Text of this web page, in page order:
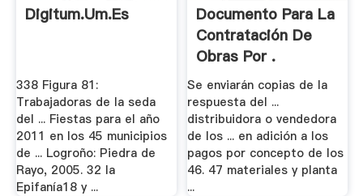
Digitum.um.es
338 Figura 81:
Trabajadoras de la seda
del ... Fiestas para el año
2011 en los 45 municipios
de ... Logroño: Piedra de
Rayo, 2005. 32 la
Epifanía18 y ...
Documento Para La
Contratación De
Obras Por .
Se enviarán copias de la
respuesta del ...
distribuidora o vendedora
de los ... en adición a los
pagos por concepto de los
46. 47 materiales y planta
...